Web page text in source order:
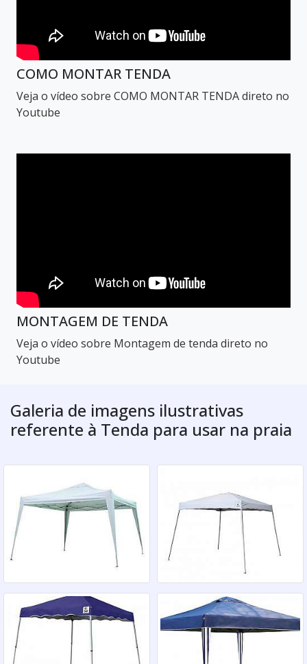
COMO MONTAR TENDA
Veja o vídeo sobre COMO MONTAR TENDA direto no
Youtube
MONTAGEM DE TENDA
Veja o vídeo sobre Montagem de tenda direto no
Youtube
Galeria de imagens ilustrativas
referente à Tenda para usar na praia